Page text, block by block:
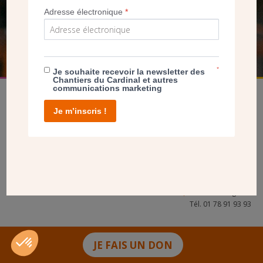
JE FAIS UN DON
FAIRE UN DON
Tél. 01 78 91 93 93
Adresse électronique*
Je souhaite recevoir la newsletter des
Chantiers du Cardinal et autres
communications marketing
*
Je m’inscris !